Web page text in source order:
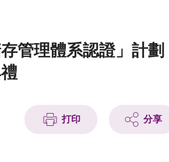
存管理體系認證」計劃
打印 分享